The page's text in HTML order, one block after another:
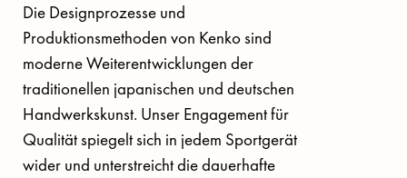
Die Designprozesse und
Produktionsmethoden von Kenko sind
moderne Weiterentwicklungen der
traditionellen japanischen und deutschen
Handwerkskunst. Unser Engagement für
Qualität spiegelt sich in jedem Sportgerät
wider und unterstreicht die dauerhafte